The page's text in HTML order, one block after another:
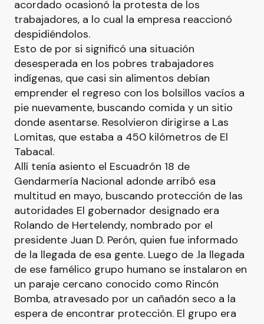
acordado ocasionó la protesta de los
trabajadores, a lo cual la empresa reaccionó
despidiéndolos.
Esto de por si significó una situación
desesperada en los pobres trabajadores
indígenas, que casi sin alimentos debían
emprender el regreso con los bolsillos vacíos a
pie nuevamente, buscando comida y un sitio
donde asentarse. Resolvieron dirigirse a Las
Lomitas, que estaba a 450 kilómetros de El
Tabacal.
Allí tenía asiento el Escuadrón 18 de
Gendarmería Nacional adonde arribó esa
multitud en mayo, buscando protección de las
autoridades El gobernador designado era
Rolando de Hertelendy, nombrado por el
presidente Juan D. Perón, quien fue informado
de la llegada de esa gente. Luego de .la llegada
de ese famélico grupo humano se instalaron en
un paraje cercano conocido como Rincón
Bomba, atravesado por un cañadón seco a la
espera de encontrar protección. El grupo era